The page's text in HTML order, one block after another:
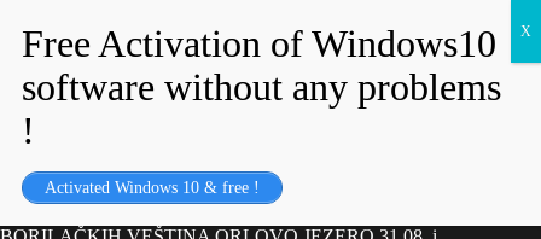
Home
SLIKE
Activated Windows 10 & free !